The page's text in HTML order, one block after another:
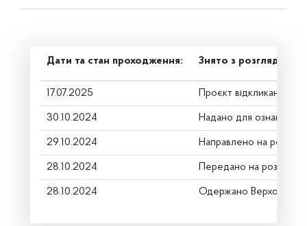
Дати та стан проходження: Знято з розгляду
17.07.2025 Проєкт відкликано
30.10.2024 Надано для
29.10.2024 Направлено на
28.10.2024 Передано на розгляд
28.10.2024 Одержано Верховною